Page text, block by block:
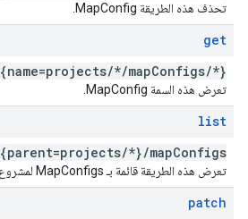
تحذف هذه الطريقة MapConfig.
get
{name=projects/*/mapConfigs/*}
تعرض هذه السمة MapConfig.
list
{parent=projects/*}/mapConfigs
تعرض هذه الطريقة قائمة بـ MapConfigs لمشروع.
patch